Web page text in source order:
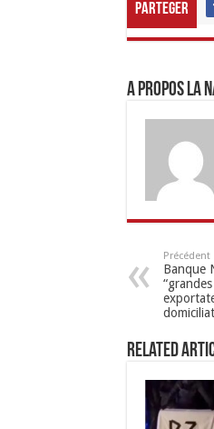
Parteger
A propos LA
Précédent
Banque
Related